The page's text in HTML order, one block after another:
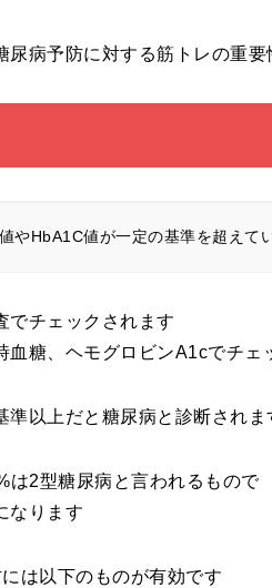
尿病予防に対する筋トレの重
やHbA1C値が一定の基準を超えて
でチェックされます
血糖、ヘモグロビンA1cでチェ
準以上だと糖尿病と診断されま
は2型糖尿病と言われるもので
なります
は以下のものが有効です